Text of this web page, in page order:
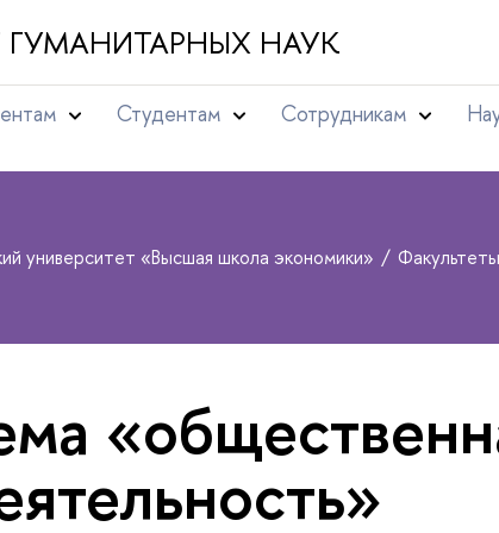
ГУМАНИТАРНЫХ НАУК
Студентам Сотрудникам
университет «Высшая школа экономики» Факультеты